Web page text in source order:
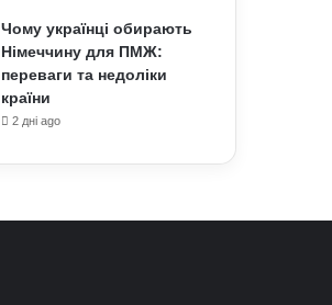
Чому українці обирають
Німеччину для ПМЖ:
переваги та недоліки
країни
2 дні ago